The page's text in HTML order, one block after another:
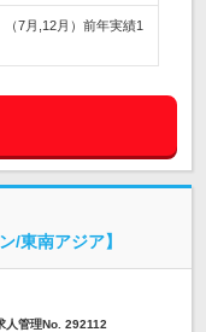
7月,12月）前年実績1
/東南アジア】
管理No. 292112